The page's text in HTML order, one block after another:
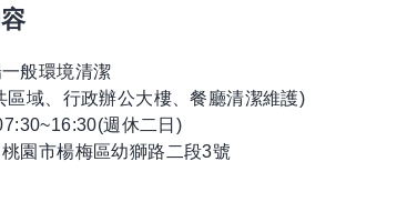
般環境清潔
區域、行政辦公大樓、餐廳清潔維護)
週休二日)
桃園市楊梅區幼獅路二段3號